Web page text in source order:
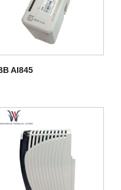
AI845